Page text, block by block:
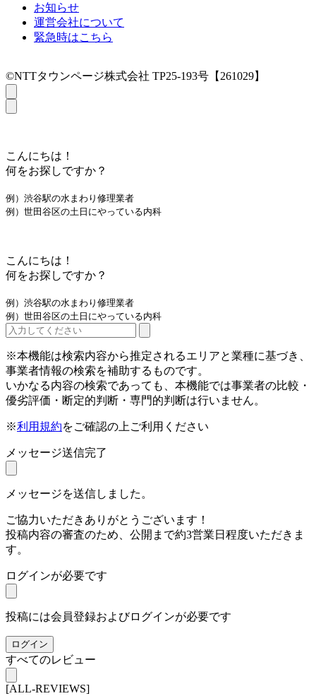
お知らせ
運営会社について
緊急時はこちら
©NTTタウンページ株式会社 TP25-193号【261029】
こんにちは！
何をお探しですか？
例）渋谷駅の水まわり修理業者
例）世田谷区の土日にやっている内科
こんにちは！
何をお探しですか？
例）渋谷駅の水まわり修理業者
例）世田谷区の土日にやっている内科
※本機能は検索内容から推定されるエリアと業種に基づき、
事業者情報の検索を補助するものです。
いかなる内容の検索であっても、本機能では事業者の比較・
優劣評価・断定的判断・専門的判断は行いません。
※利用規約をご確認の上ご利用ください
メッセージ送信完了
メッセージを送信しました。
ご協力いただきありがとうございます！
投稿内容の審査のため、公開まで約3営業日程度いただきま
す。
ログインが必要です
投稿には会員登録およびログインが必要です
ログイン
すべてのレビュー
[ALL-REVIEWS]